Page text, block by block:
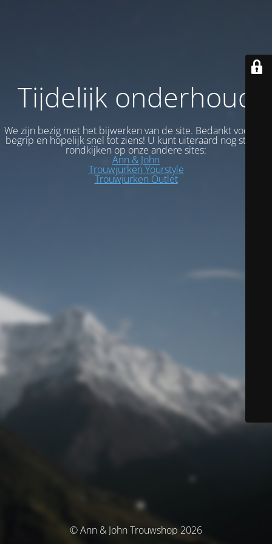
Tijdelijk onderhoud
We zijn bezig met het bijwerken van de site. Bedankt voor uw
begrip en hopelijk snel tot ziens! U kunt uiteraard nog steeds
rondkijken op onze andere sites:
Ann & John
Trouwjurken Yourstyle
Trouwjurken Outlet
© Ann & John Trouwshop 2026